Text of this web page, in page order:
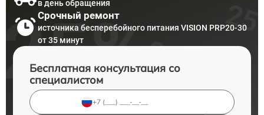
в день обращения
Срочный ремонт
источника бесперебойного питания VISION PRP20-30
от 35 минут
Бесплатная консультация со
специалистом